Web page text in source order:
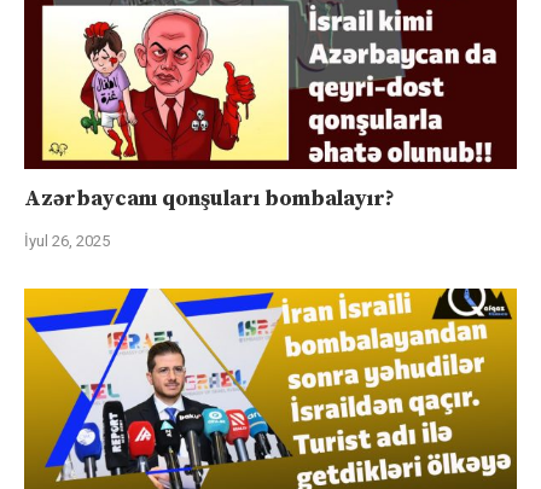
Azərbaycanı qonşuları bombalayır?
İyul 26, 2025